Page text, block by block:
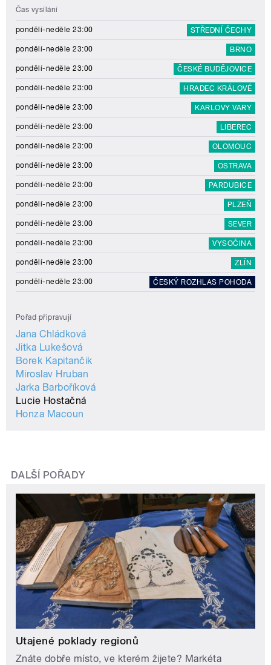
Čas vysílání
pondělí-neděle 23:00 STŘEDNÍ ČECHY
pondělí-neděle 23:00 BRNO
pondělí-neděle 23:00 ČESKÉ BUDĚJOVICE
pondělí-neděle 23:00 HRADEC KRÁLOVÉ
pondělí-neděle 23:00 KARLOVY VARY
pondělí-neděle 23:00 LIBEREC
pondělí-neděle 23:00 OLOMOUC
pondělí-neděle 23:00 OSTRAVA
pondělí-neděle 23:00 PARDUBICE
pondělí-neděle 23:00 PLZEŇ
pondělí-neděle 23:00 SEVER
pondělí-neděle 23:00 VYSOČINA
pondělí-neděle 23:00 ZLÍN
pondělí-neděle 23:00 ČESKÝ ROZHLAS POHODA
Pořad připravují
Jana Chládková
Jitka Lukešová
Borek Kapitančik
Miroslav Hruban
Jarka Barboříková
Lucie Hostačná
Honza Macoun
DALŠÍ POŘADY
Utajené poklady regionů
Znáte dobře místo, ve kterém žijete? Markéta